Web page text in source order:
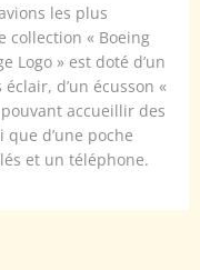
les plus
collection « Boeing
Logo » est doté d’un
d’un écusson «
accueillir des
d’une poche
et un téléphone.